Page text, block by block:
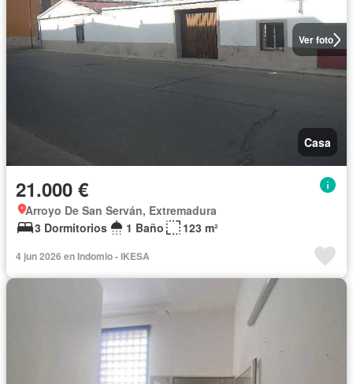
Ver foto
Casa
21.000 €
Arroyo De San Serván, Extremadura
3 Dormitorios
1 Baño 123 m²
4 jun 2026 en Indomio - IKESA